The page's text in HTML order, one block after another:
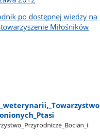
po dostępnej wiedzy na
Miłośników